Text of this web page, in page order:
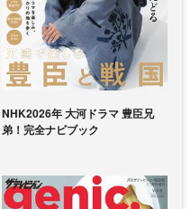
NHK2026年 大河ドラマ 豊臣兄
弟！完全ナビブック